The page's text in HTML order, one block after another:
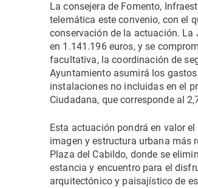
La consejera de Fomento,
telemática este convenio, con el
conservación de la actuación. La
en 1.141.196 euros, y se
facultativa, la coordinación de
Ayuntamiento asumirá los
instalaciones no incluidas en el
Ciudadana, que corresponde al
Esta actuación pondrá en valor
imagen y estructura urbana más
Plaza del Cabildo, donde se
estancia y encuentro para el
arquitectónico y paisajístico de